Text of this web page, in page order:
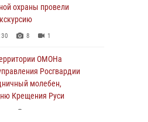
охраны провели
8 1
ОМОНа
Росгвардии
молебен,
Крещения Руси